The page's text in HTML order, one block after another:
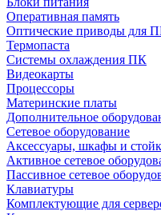
Оперативная память
Оптические приводы для
Термопаста
Системы охлаждения ПК
Видеокарты
Процессоры
Материнские платы
Дополнительное
Сетевое оборудование
Аксессуары, шкафы и
Активное сетевое
Пассивное сетевое
Клавиатуры
Комплектующие для